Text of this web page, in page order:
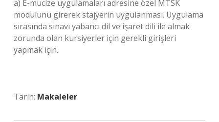
a) E-mucize uygulamaları adresine özel MTSK
modülünü girerek stajyerin uygulanması. Uygulama
sırasında sınavı yabancı dil ve işaret dili ile almak
zorunda olan kursiyerler için gerekli girişleri
yapmak için.
Tarih: Makaleler